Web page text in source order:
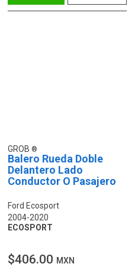
GROB
Balero Rueda Doble
Delantero Lado
Conductor O Pasajero
Ford Ecosport
2004-2020
ECOSPORT
$406.00 MXN